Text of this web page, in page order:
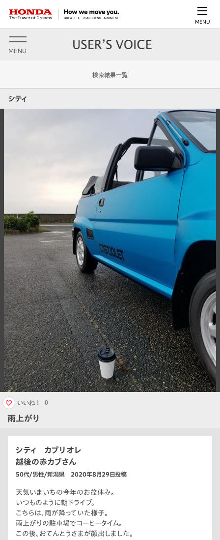
MENU
MENU
検索結果一覧
シティ
雨上がり
いいね！ 0
シティ カブリオレ
越後の赤カブさん
50代/男性/新潟県 2020年8月29日投稿
天気いまいちの今年のお盆休み。
いつものように朝ドライブ。
こちらは、雨が降っていた様子。
雨上がりの駐車場でコーヒータイム。
この後、おてんとうさまが顔出しました。